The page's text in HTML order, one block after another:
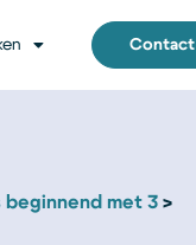
Contact
met 3